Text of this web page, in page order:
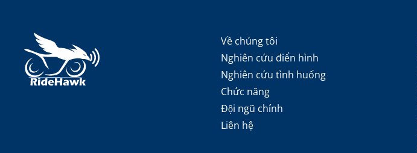
Về chúng tôi
Nghiên cứu điển hình
Nghiên cứu tình huống
Chức năng
Đội ngũ chính
Liên hệ